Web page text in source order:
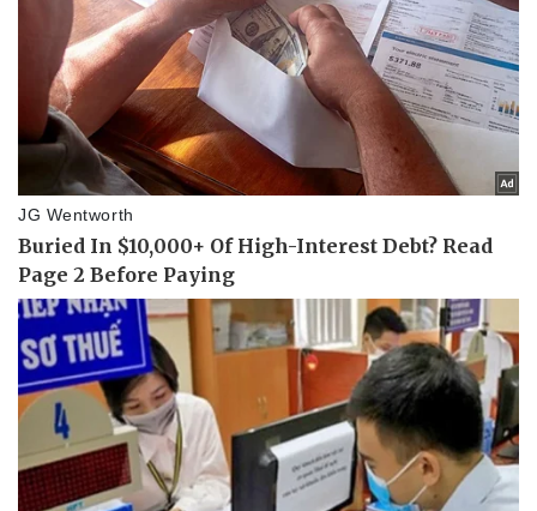
Pháp luật
Vụ án
Tin nóng
Tư vấn luật
Vũ khí
Phân tích